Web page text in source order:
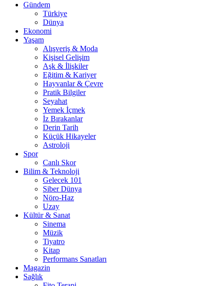
Gündem
Türkiye
Dünya
Ekonomi
Yaşam
Alışveriş & Moda
Kişisel Gelişim
Aşk & İlişkiler
Eğitim & Kariyer
Hayvanlar & Çevre
Pratik Bilgiler
Seyahat
Yemek İçmek
İz Bırakanlar
Derin Tarih
Küçük Hikayeler
Astroloji
Spor
Canlı Skor
Bilim & Teknoloji
Gelecek 101
Siber Dünya
Nöro-Haz
Uzay
Kültür & Sanat
Sinema
Müzik
Tiyatro
Kitap
Performans Sanatları
Magazin
Sağlık